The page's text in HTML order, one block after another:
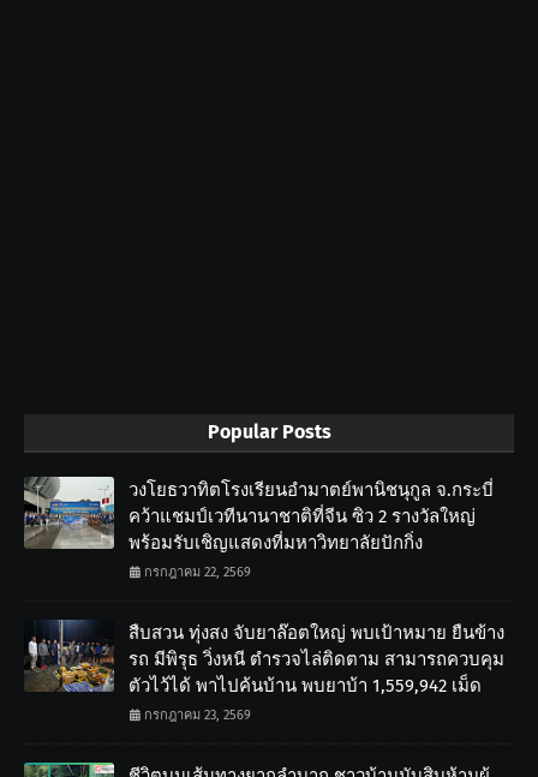
Popular Posts
วงโยธวาทิตโรงเรียนอำมาตย์พานิชนุกูล จ.กระบี่
คว้าแชมป์เวทีนานาชาติที่จีน ซิว 2 รางวัลใหญ่
พร้อมรับเชิญแสดงที่มหาวิทยาลัยปักกิ่ง
กรกฎาคม 22, 2569
สืบสวน ทุ่งสง จับยาล๊อตใหญ่ พบเป้าหมาย ยืนข้าง
รถ มีพิรุธ วิ่งหนี ตำรวจไล่ติดตาม สามารถควบคุม
ตัวไว้ได้ พาไปค้นบ้าน พบยาบ้า 1,559,942 เม็ด
กรกฎาคม 23, 2569